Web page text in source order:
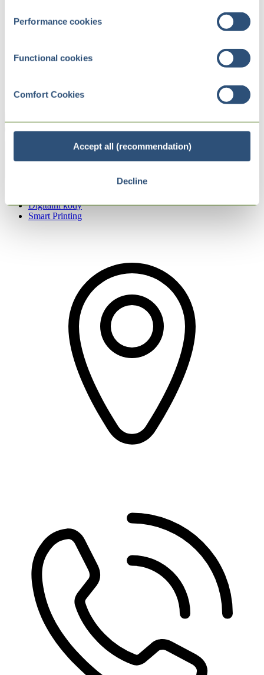
Performance cookies
Functional cookies
Comfort Cookies
Accept all (recommendation)
Decline
Digitální kódy
Smart Printing